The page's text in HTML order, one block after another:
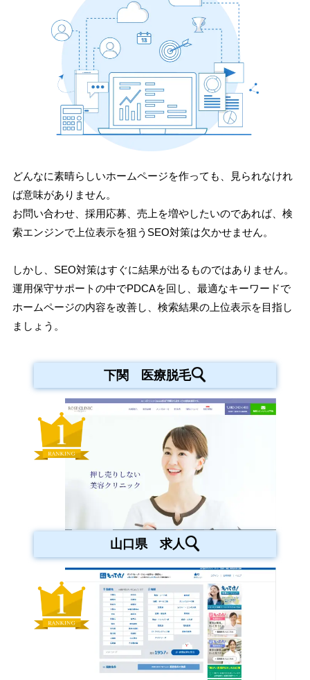
どんなに素晴らしいホームページを作っても、見られなけれ
ば意味がありません。
お問い合わせ、採用応募、売上を増やしたいのであれば、検
索エンジンで上位表示を狙うSEO対策は欠かせません。
しかし、SEO対策はすぐに結果が出るものではありません。
運用保守サポートの中でPDCAを回し、最適なキーワードで
ホームページの内容を改善し、検索結果の上位表示を目指し
ましょう。
下関 医療脱毛
山口県 求人